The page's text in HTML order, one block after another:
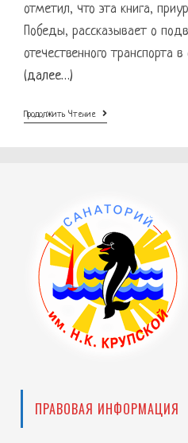
отметил, что эта книга,
Победы, рассказывает о
отечественного транспорта
(далее…)
Продолжить ЧтениеПутин
Оценил
ПРАВОВАЯ ИНФОРМАЦИЯ